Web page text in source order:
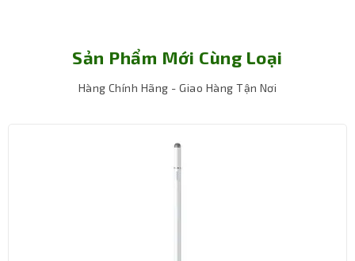
Sản Phẩm Mới Cùng Loại
Hàng Chính Hãng - Giao Hàng Tận Nơi